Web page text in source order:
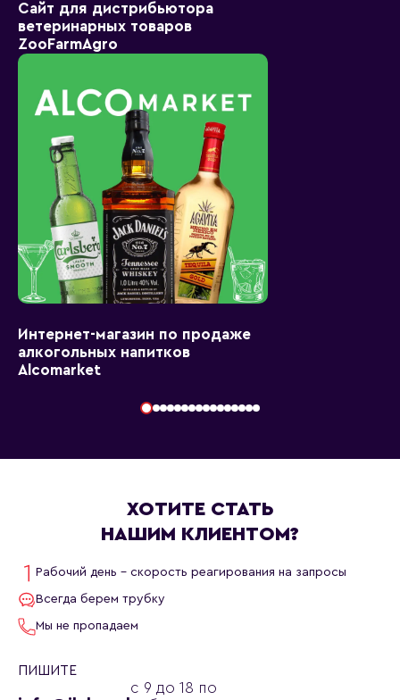
Сайт для дистрибьютора
ветеринарных товаров
ZooFarmAgro
Интернет-магазин по продаже
алкогольных напитков
Alcomarket
ХОТИТЕ СТАТЬ
НАШИМ КЛИЕНТОМ?
Рабочий день - скорость реагирования на запросы
Всегда берем трубку
Мы не пропадаем
ПИШИТЕ
с 9 до 18 по